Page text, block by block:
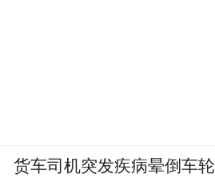
货车司机突发疾病晕倒车轮